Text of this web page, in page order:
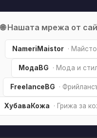
🌐 Нашата мрежа от
NameriMaistor ·
МодаBG · Мода и
FreelanceBG ·
ХубаваКожа · Грижа за